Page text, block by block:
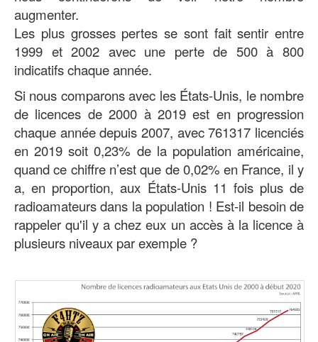
augmenter.
Les plus grosses pertes se sont fait sentir entre
1999 et 2002 avec une perte de 500 à 800
indicatifs chaque année.
Si nous comparons avec les États-Unis, le nombre
de licences de 2000 à 2019 est en progression
chaque année depuis 2007, avec 761317 licenciés
en 2019 soit 0,23% de la population américaine,
quand ce chiffre n’est que de 0,02% en France, il y
a, en proportion, aux États-Unis 11 fois plus de
radioamateurs dans la population ! Est-il besoin de
rappeler qu'il y a chez eux un accès à la licence à
plusieurs niveaux par exemple ?